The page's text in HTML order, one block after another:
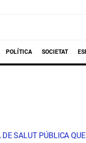
POLÍTICA SOCIETAT
SALUT PÚBLICA